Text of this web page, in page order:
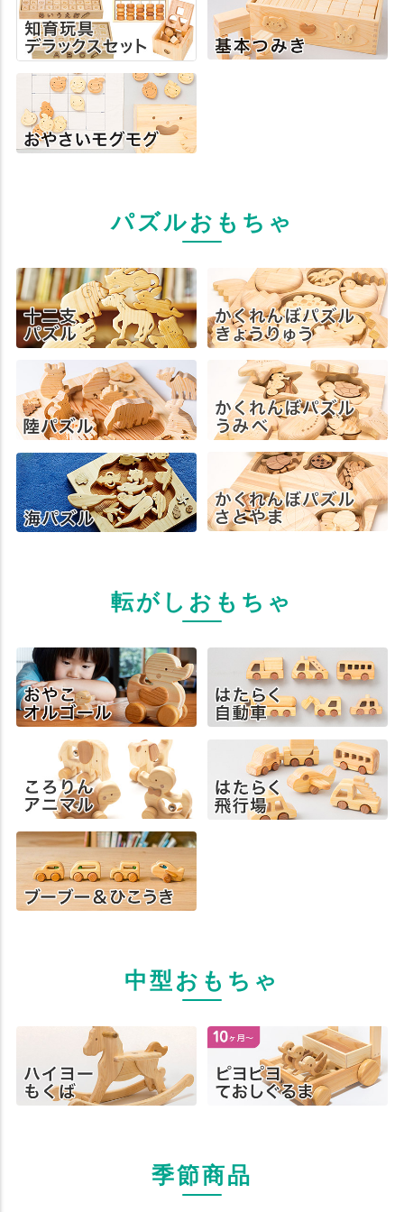
パズルおもちゃ
転がしおもちゃ
中型おもちゃ
季節商品